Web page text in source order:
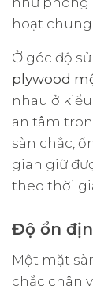
hoạt
Ở góc độ
plywood
nhau ở
an tâm
sàn chắc,
gian giữ
theo thời
Độ ổn
Một mặt
chắc chân